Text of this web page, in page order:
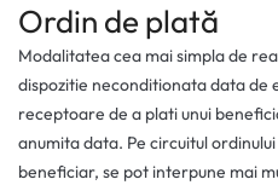
Ordin de plată
Modalitatea cea mai simpla de
dispozitie neconditionata data de
receptoare de a plati unui
anumita data. Pe circuitul
beneficiar, se pot interpune mai